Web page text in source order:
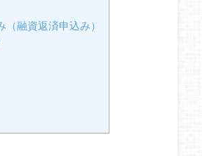
融資返済申込み）